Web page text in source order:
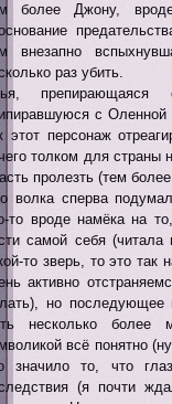
более Джону,
внезапно
раз убить.
с
этот персонаж
толком для
пролезть (тем
волка сперва
то вроде намёка на
самой себя (читала
то зверь, то это
активно
но последующее
несколько более
всё понятно
значило то, что
(я почти